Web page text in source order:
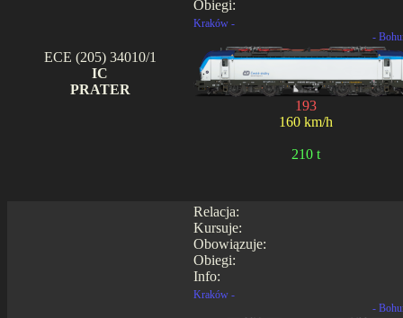
Obiegi:
ECE (205) 34010/1
IC
PRATER
Kraków -
-
193
160 km/h
210 t
Relacja:
Kursuje:
Obowiązuje:
Obiegi:
Info:
Kraków -
-